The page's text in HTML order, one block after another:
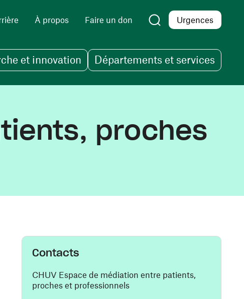
À propos Faire un don Urgences
et innovation Départements et services
proches
Contacts
CHUV Espace de médiation entre patients,
proches et professionnels